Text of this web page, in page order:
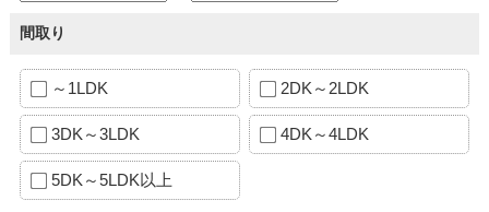
間取り
～1LDK 2DK～2LDK
3DK～3LDK 4DK～4LDK
5DK～5LDK以上